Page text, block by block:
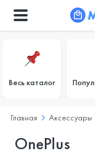
Весь каталог
Главная Аксессуары
OnePlus